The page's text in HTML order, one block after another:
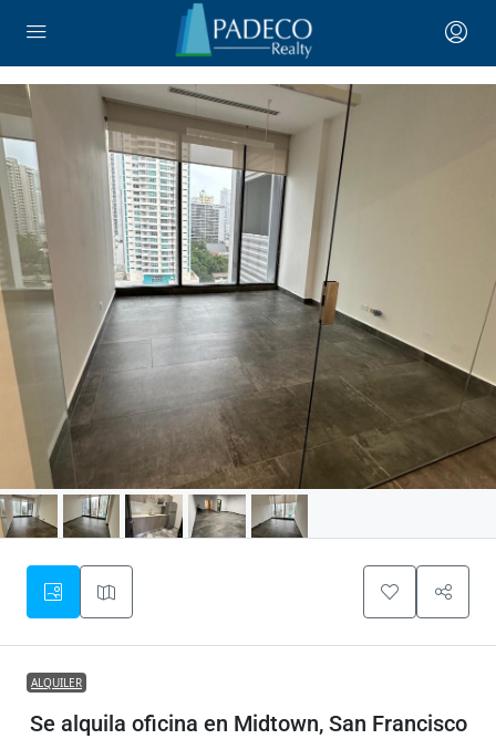
ALQUILER
Se alquila oficina en Midtown, San Francisco